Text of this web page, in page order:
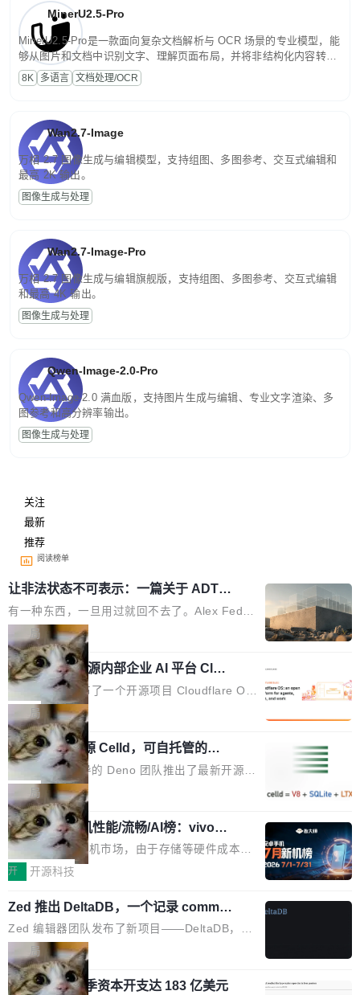
MinerU2.5-Pro
MinerU2.5-Pro是一款面向复杂文档解析与 OCR 场景的专业模型，能
够从图片和文档中识别文字、理解页面布局，并将非结构化内容转换
为便于存储、检索和二次处理的结构化结果。
8K 多语言 文档处理/OCR
Wan2.7-Image
万相 2.7 图像生成与编辑模型，支持组图、多图参考、交互式编辑和
最高 2K 输出。
图像生成与处理
Wan2.7-Image-Pro
万相 2.7 图像生成与编辑旗舰版，支持组图、多图参考、交互式编辑
和最高 4K 输出。
图像生成与处理
Qwen-Image-2.0-Pro
Qwen-Image-2.0 满血版，支持图片生成与编辑、专业文字渲染、多
图参考和高分辨率输出。
图像生成与处理
关注
最新
推荐
阅读榜单
让非法状态不可表示：一篇关于 ADT
的帖子在 Reddit 火了
有一种东西，一旦用过就回不去了。Alex Fedos
eev 管它叫"软件设计的基石"。 他说的东西不新
鲜——代数数据类型（ADT），尤其是和类型
（sum type）。但他说清楚了一件事：这不是类
型系统的学术体操，是日常编码的思维方式。 文
章从一个简单的例子切入。一个网站的深色主题
设置，如果用布尔值 + 可空字段来表示——bool
ean 表示是否可切换，nullable 的默认模式、浅
色方案、深色方案——会产生大量无意义的组
合。方案缺了、配置冲突了、全 null 了。要知道
哪些组合有效，作者说，你得靠"文档、校验、或
者部落知识"。 换个写法。Rust 的 enum，两个
变体：Switchable...
局
Cloudflare 开源内部企业 AI 平台 Clou
dflare OS
Cloudflare 发布了一个开源项目 Cloudflare O
S。如果你只看官方博客，你会觉得这是又一
个"AI 知识库 + 聊天机器人"——每个大厂都在
做，没什么新鲜的。 但 Kenton Varda 在 Twitte
r 上把事情说清楚了： 今天我们发布了 Cloudfla
re OS，一个带连接器的聊天机器人，跟其他所
有科技公司做的一样。只不过，实际上它不一
样。这是 Sandstorm.io 的重制版，我十年前的
那个创业公司。不同的是，这次它构建在 Cloudf
lare Workers 上——我花了九年时间搭建的平台
——并且深度集成了 AI。这基本上是我十年秘密
计划的顶峰。 十年前，Ken...
局
Deno 团队开源 Celld，可自托管的分
布式 Durable Objects
Ryan Dahl 领导的 Deno 团队推出了最新开源项
目 Celld，一个能在自己机器上运行 Cloudflare
Workers 和 Durable Objects 的守护进程。 设
计思路很直接：每个对象是一个独立的 SQLite
数据库，按名称寻址，复制到你自己的 S3 兼容
存储库里。节点之间只通过这个存储库协调——
个小型数据库，应用天然按分片构建，单个数据
库的竞争和爆炸半径问题在设计层面就被消除
了。 闲置的 cell 会休眠到几乎不占资源。当 cel
l 迁移或唤醒时，新宿主从 S3 恢复 SQLite 数据
库继续执行。存储库是持久化的唯一真相...
局
鲁大师7月新机性能/流畅/AI榜：vivo夺
性能、流畅双第一，三星Galaxy Z系列
新折叠缺席
2026年7月的手机市场，由于存储等硬件成本暴
增，手机厂商的日子也不好过啊，新机速度明显
高价的三星折叠（三星Galaxy Z Fold8 Ultra / Z
Fold8 / Z Flip8）外，其余要么是中低端机器，
例如iQOO Z11i、REDMI Note 17、REDMI No
te 17 Pro、OPPO K15，要么是vivo X300 E这
样的次旗舰。 Galaxy Z Fold8 Ultra / Z Fold8 /
开 开源科技
Zed 推出 DeltaDB，一个记录 commit
之间所有操作的版本控制系统
Zed 编辑器团队发布了新项目——DeltaDB，一
个在 git commit 之间记录每一次编辑操作的版
本控制系统。目前处于 Early Access 阶段。 De
ltaDB 的核心思路直接写在 landing page 最显
局
SpaceXAI 单季资本开支达 183 亿美元